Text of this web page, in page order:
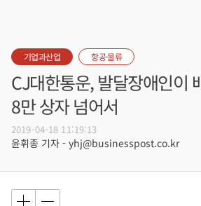
기업과산업 항공·물류
CJ대한통운, 발달장애인이
8만 상자 넘어서
2019-04-18 11:19:13
윤휘종 기자 - yhj@businesspost.co.kr